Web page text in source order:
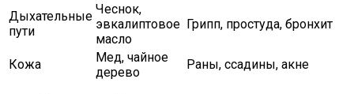
Дыхательные
пути
Чеснок,
эвкалиптовое
масло
Грипп, простуда, бронхит
Кожа
Мед, чайное
дерево
Раны, ссадины, акне